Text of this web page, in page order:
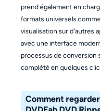
prend également en
formats universels
visualisation sur d'autres
avec une interface
processus de conversion
complété en quelques
Comment